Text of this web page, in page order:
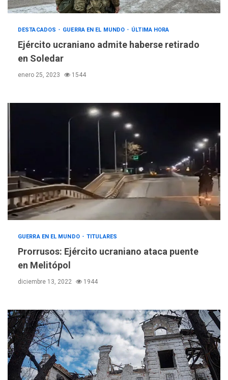
DESTACADOS GUERRA EN EL MUNDO ÚLTIMA HORA
Ejército ucraniano admite haberse retirado
en Soledar
enero 25, 2023 1544
GUERRA EN EL MUNDO TITULARES
Prorrusos: Ejército ucraniano ataca puente
en Melitópol
diciembre 13, 2022 1944